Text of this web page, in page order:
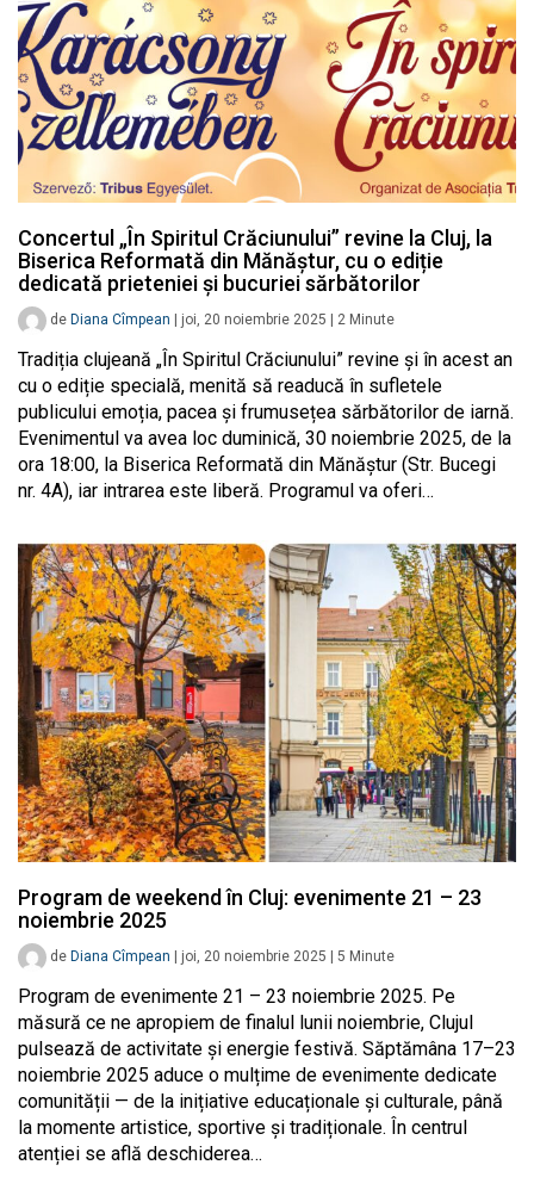
Concertul „În Spiritul Crăciunului” revine la Cluj, la
Biserica Reformată din Mănăștur, cu o ediție
dedicată prieteniei și bucuriei sărbătorilor
de Diana Cîmpean joi, 20 noiembrie 2025 2 Minute
Tradiția clujeană „În Spiritul Crăciunului” revine și în acest an
cu o ediție specială, menită să readucă în sufletele
publicului emoția, pacea și frumusețea sărbătorilor de iarnă.
Evenimentul va avea loc duminică, 30 noiembrie 2025, de la
ora 18:00, la Biserica Reformată din Mănăștur (Str. Bucegi
nr. 4A), iar intrarea este liberă. Programul va oferi…
Program de weekend în Cluj: evenimente 21 – 23
noiembrie 2025
de Diana Cîmpean joi, 20 noiembrie 2025 5 Minute
Program de evenimente 21 – 23 noiembrie 2025. Pe
măsură ce ne apropiem de finalul lunii noiembrie, Clujul
pulsează de activitate și energie festivă. Săptămâna 17–23
noiembrie 2025 aduce o mulțime de evenimente dedicate
comunității — de la inițiative educaționale și culturale, până
la momente artistice, sportive și tradiționale. În centrul
atenției se află deschiderea…